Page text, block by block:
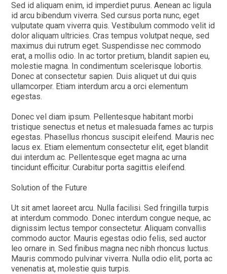
Sed id aliquam enim, id imperdiet purus. Aenean ac ligula
id arcu bibendum viverra. Sed cursus porta nunc, eget
vulputate quam viverra quis. Vestibulum commodo velit id
dolor aliquam ultricies. Cras tempus volutpat neque, sed
maximus dui rutrum eget. Suspendisse nec commodo
erat, a mollis odio. In ac tortor pretium, blandit sapien eu,
molestie magna. In condimentum scelerisque lobortis.
Donec at consectetur sapien. Duis aliquet ut dui quis
ullamcorper. Etiam interdum arcu a orci elementum
egestas.
Donec vel diam ipsum. Pellentesque habitant morbi
tristique senectus et netus et malesuada fames ac turpis
egestas. Phasellus rhoncus suscipit eleifend. Mauris nec
lacus ex. Etiam elementum consectetur elit, eget blandit
dui interdum ac. Pellentesque eget magna ac urna
tincidunt efficitur. Curabitur porta sagittis eleifend.
Solution of the Future
Ut sit amet laoreet arcu. Nulla facilisi. Sed fringilla turpis
at interdum commodo. Donec interdum congue neque, ac
dignissim lectus tempor consectetur. Aliquam convallis
commodo auctor. Mauris egestas odio felis, sed auctor
leo ornare in. Sed finibus magna nec nibh rhoncus luctus.
Mauris commodo pulvinar viverra. Nulla odio elit, porta ac
venenatis at, molestie quis turpis.